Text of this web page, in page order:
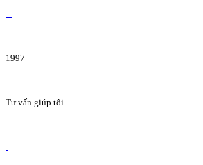
1997
Tư vấn giúp tôi